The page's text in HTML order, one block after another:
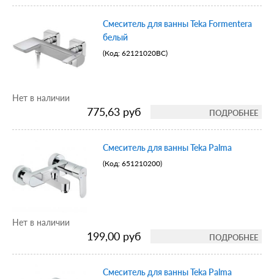
Смеситель для ванны Teka Formentera
белый
(Код: 62121020BC)
Нет в наличии
ПОДРОБНЕЕ
775,63 руб
Смеситель для ванны Teka Palma
(Код: 651210200)
Нет в наличии
ПОДРОБНЕЕ
199,00 руб
Смеситель для ванны Teka Palma